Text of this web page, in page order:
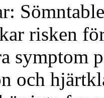
risken
symptom
och